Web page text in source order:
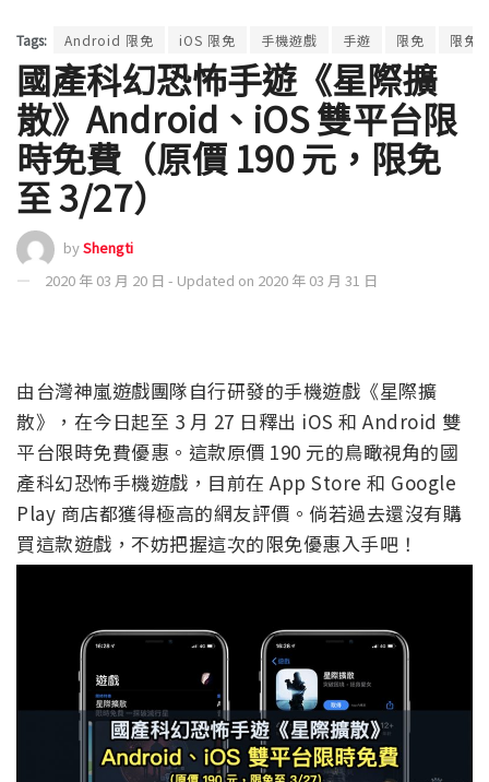
Tags: Android 限免 iOS 限免 手機遊戲 手遊 限免 限免
國產科幻恐怖手遊《星際擴
散》Android、iOS 雙平台限
時免費（原價 190 元，限免
至 3/27）
byShengti
2020 年 03 月 20 日 - Updated on 2020 年 03 月 31 日
由台灣神嵐遊戲團隊自行研發的手機遊戲《星際擴
散》，在今日起至 3 月 27 日釋出 iOS 和 Android 雙
平台限時免費優惠。這款原價 190 元的鳥瞰視角的國
產科幻恐怖手機遊戲，目前在 App Store 和 Google
Play 商店都獲得極高的網友評價。倘若過去還沒有購
買這款遊戲，不妨把握這次的限免優惠入手吧！